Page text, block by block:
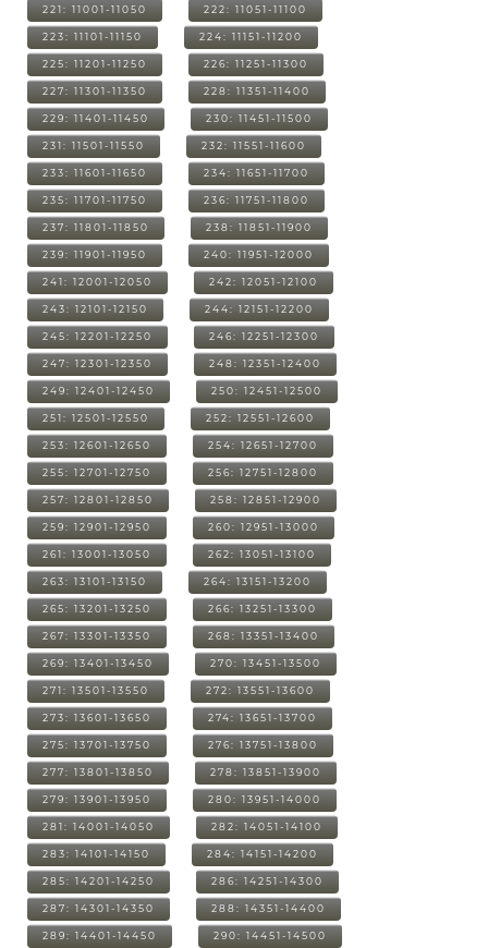
221: 11001-11050 222: 11051-11100
223: 11101-11150 224: 11151-11200
225: 11201-11250 226: 11251-11300
227: 11301-11350 228: 11351-11400
229: 11401-11450 230: 11451-11500
231: 11501-11550 232: 11551-11600
233: 11601-11650 234: 11651-11700
235: 11701-11750 236: 11751-11800
237: 11801-11850 238: 11851-11900
239: 11901-11950 240: 11951-12000
241: 12001-12050 242: 12051-12100
243: 12101-12150 244: 12151-12200
245: 12201-12250 246: 12251-12300
247: 12301-12350 248: 12351-12400
249: 12401-12450 250: 12451-12500
251: 12501-12550 252: 12551-12600
253: 12601-12650 254: 12651-12700
255: 12701-12750 256: 12751-12800
257: 12801-12850 258: 12851-12900
259: 12901-12950 260: 12951-13000
261: 13001-13050 262: 13051-13100
263: 13101-13150 264: 13151-13200
265: 13201-13250 266: 13251-13300
267: 13301-13350 268: 13351-13400
269: 13401-13450 270: 13451-13500
271: 13501-13550 272: 13551-13600
273: 13601-13650 274: 13651-13700
275: 13701-13750 276: 13751-13800
277: 13801-13850 278: 13851-13900
279: 13901-13950 280: 13951-14000
281: 14001-14050 282: 14051-14100
283: 14101-14150 284: 14151-14200
285: 14201-14250 286: 14251-14300
287: 14301-14350 288: 14351-14400
289: 14401-14450 290: 14451-14500